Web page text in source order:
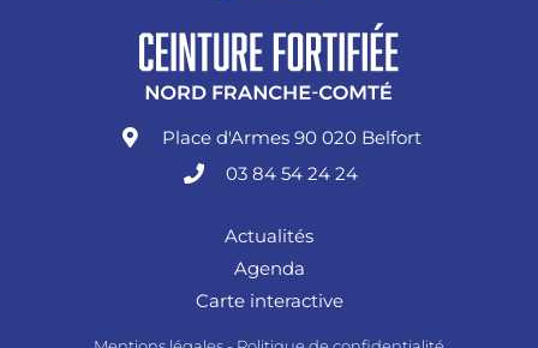
Place d'Armes 90 020 Belfort
03 84 54 24 24
Actualités
Agenda
Carte interactive